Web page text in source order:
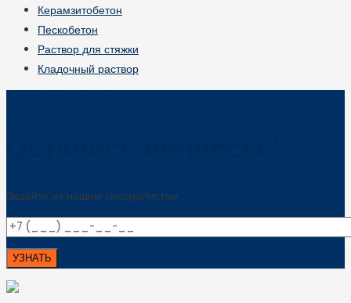
Керамзитобетон
Пескобетон
Раствор для стяжки
Кладочный раствор
Задайте их нашим специалистам